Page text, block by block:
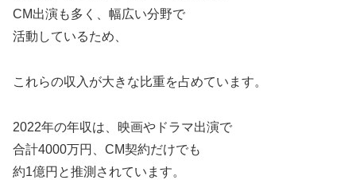
CM出演も多く、幅広い分野で
活動しているため、
これらの収入が大きな比重を占めています。
2022年の年収は、映画やドラマ出演で
合計4000万円、CM契約だけでも
約1億円と推測されています。